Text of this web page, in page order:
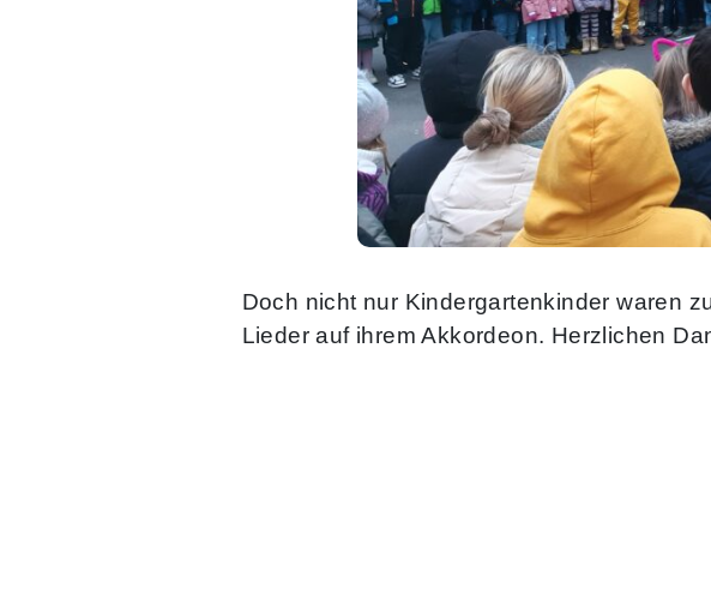
Doch nicht nur Kindergartenkinder waren
Lieder auf ihrem Akkordeon. Herzlichen